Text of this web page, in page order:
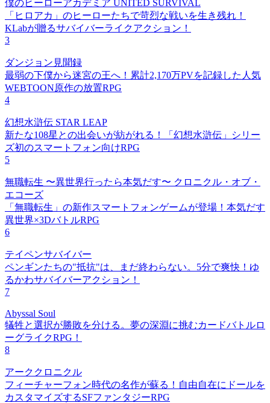
僕のヒーローアカデミア UNITED SURVIVAL
「ヒロアカ」のヒーローたちで苛烈な戦いを生き残れ！
KLabが贈るサバイバーライクアクション！
3
ダンジョン見聞録
最弱の下僕から迷宮の王へ！累計2,170万PVを記録した人気
WEBTOON原作の放置RPG
4
幻想水滸伝 STAR LEAP
新たな108星との出会いが紡がれる！「幻想水滸伝」シリー
ズ初のスマートフォン向けRPG
5
無職転生 〜異世界行ったら本気だす〜 クロニクル・オブ・
エコーズ
「無職転生」の新作スマートフォンゲームが登場！本気だす
異世界×3DバトルRPG
6
テイペンサバイバー
ペンギンたちの"抵抗"は、まだ終わらない。5分で爽快！ゆ
るかわサバイバーアクション！
7
Abyssal Soul
犠牲と選択が勝敗を分ける。夢の深淵に挑むカードバトルロ
ーグライクRPG！
8
アーククロニクル
フィーチャーフォン時代の名作が蘇る！自由自在にドールを
カスタマイズするSFファンタジーRPG